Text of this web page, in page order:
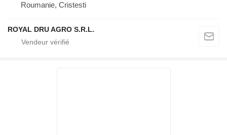
Roumanie, Cristesti
ROYAL DRU AGRO S.R.L.